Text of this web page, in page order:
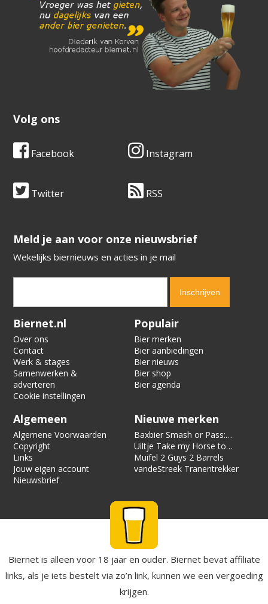
Volg ons
Facebook Instagram
Twitter RSS
​​​​​​​Meld je aan voor onze nieuwsbrief
Wekelijks biernieuws en acties in je mail
Verification code:
Biernet.nl
Over ons
Contact
Werk & stages
Samenwerken &
adverteren
Cookie instellingen
Populair
Bier merken
Bier aanbiedingen
Bier nieuws
Bier shop
Bier agenda
Algemeen
Algemene Voorwaarden
Copyright
Links
Jouw eigen account
Nieuwsbrief
Nieuwe merken
Baxbier Smash or Pass:
Strata
Uiltje Take my Horse to
the Hotel Room
Muifel 2 Guys 2 Barrels
vandeStreek Tranentrekker
Biernet is alleen voor 18 jaar en ouder. Biernet bevat affiliate
links, als je iets bestelt via zo’n link, kunnen we een vergoeding
krijgen.